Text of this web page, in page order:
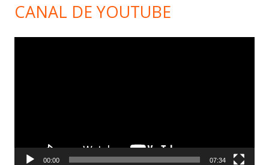
CANAL DE YOUTUBE
00:00 07:34